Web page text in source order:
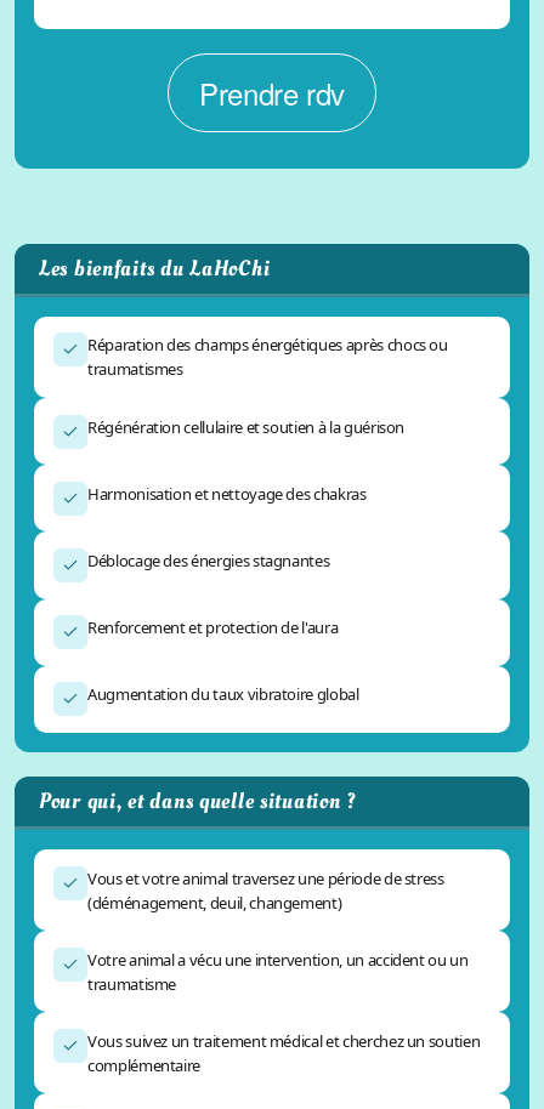
Prendre rdv
Les bienfaits du LaHoChi
Réparation des champs énergétiques après chocs ou
traumatismes
Régénération cellulaire et soutien à la guérison
Harmonisation et nettoyage des chakras
Déblocage des énergies stagnantes
Renforcement et protection de l'aura
Augmentation du taux vibratoire global
Pour qui, et dans quelle situation ?
Vous et votre animal traversez une période de stress
(déménagement, deuil, changement)
Votre animal a vécu une intervention, un accident ou un
traumatisme
Vous suivez un traitement médical et cherchez un soutien
complémentaire
L'argile
La camomille
Articles
L'importance de la mastication pour votre chien
Les chats et leur bac à litière
Le chien et son système digestif
Mort de chaleur
Regard sur 2024
Guide complet de la communication animale
Le patch quantique
Guide complet de la naturopathie animale